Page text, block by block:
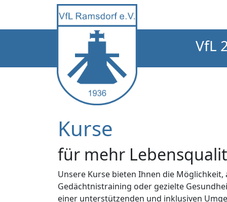
VfL
Kurse
für mehr
Unsere Kurse bieten Ihnen die
Gedächtnistraining oder gezielte
einer unterstützenden und inklusiven